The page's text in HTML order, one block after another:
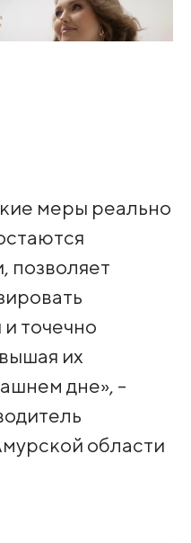
меры реально
позволяет
точечно
их
дне», -
области